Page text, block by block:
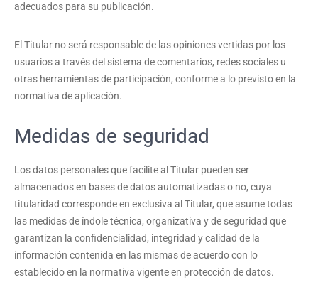
adecuados para su publicación.
El Titular no será responsable de las opiniones vertidas por los
usuarios a través del sistema de comentarios, redes sociales u
otras herramientas de participación, conforme a lo previsto en la
normativa de aplicación.
Medidas de seguridad
Los datos personales que facilite al Titular pueden ser
almacenados en bases de datos automatizadas o no, cuya
titularidad corresponde en exclusiva al Titular, que asume todas
las medidas de índole técnica, organizativa y de seguridad que
garantizan la confidencialidad, integridad y calidad de la
información contenida en las mismas de acuerdo con lo
establecido en la normativa vigente en protección de datos.